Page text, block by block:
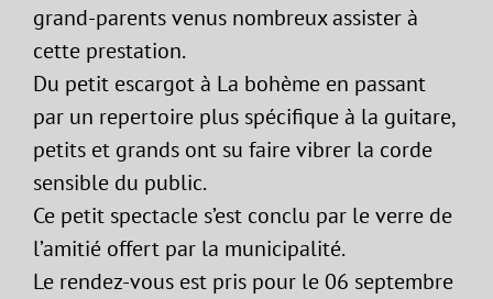
grand-parents venus nombreux assister à
cette prestation.
Du petit escargot à La bohème en passant
par un repertoire plus spécifique à la guitare,
petits et grands ont su faire vibrer la corde
sensible du public.
Ce petit spectacle s’est conclu par le verre de
l’amitié offert par la municipalité.
Le rendez-vous est pris pour le 06 septembre